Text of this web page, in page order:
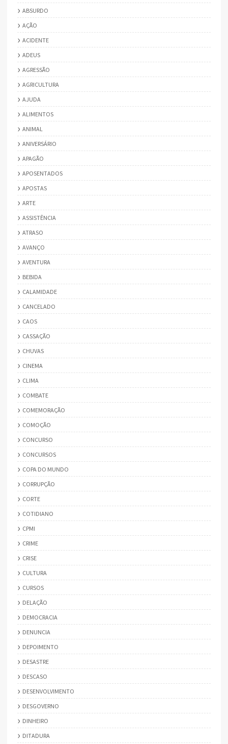
ABSURDO
AÇÃO
ACIDENTE
ADEUS
AGRESSÃO
AGRICULTURA
AJUDA
ALIMENTOS
ANIMAL
ANIVERSÁRIO
APAGÃO
APOSENTADOS
APOSTAS
ARTE
ASSISTÊNCIA
ATRASO
AVANÇO
AVENTURA
BEBIDA
CALAMIDADE
CANCELADO
CAOS
CASSAÇÃO
CHUVAS
CINEMA
CLIMA
COMBATE
COMEMORAÇÃO
COMOÇÃO
CONCURSO
CONCURSOS
COPA DO MUNDO
CORRUPÇÃO
CORTE
COTIDIANO
CPMI
CRIME
CRISE
CULTURA
CURSOS
DELAÇÃO
DEMOCRACIA
DENUNCIA
DEPOIMENTO
DESASTRE
DESCASO
DESENVOLVIMENTO
DESGOVERNO
DINHEIRO
DITADURA